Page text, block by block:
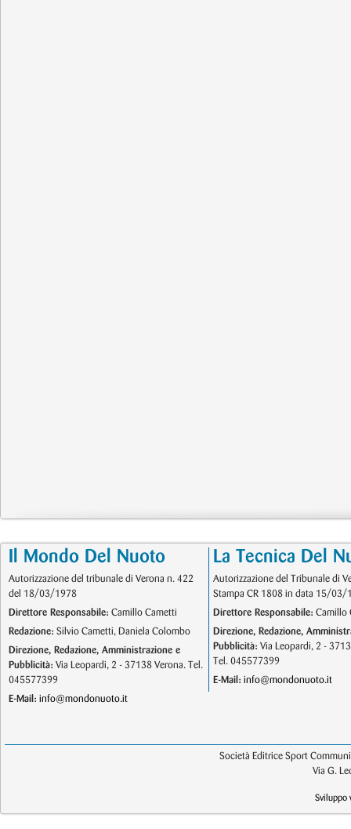
Il Mondo Del Nuoto
Autorizzazione del tribunale di Verona n. 422
del 18/03/1978
Direttore Responsabile: Camillo Cametti
Redazione: Silvio Cametti, Daniela Colombo
Direzione, Redazione, Amministrazione e
Pubblicità: Via Leopardi, 2 - 37138 Verona. Tel.
045577399
E-Mail: info@mondonuoto.it
La Tecnica Del
Autorizzazione del Tribunale di
Stampa CR 1808 in data 15/03/
Direttore Responsabile: Camillo
Direzione, Redazione,
Pubblicità: Via Leopardi, 2 -
Tel. 045577399
E-Mail: info@mondonuoto.it
Società Editrice Sport
Via G.
Sviluppo